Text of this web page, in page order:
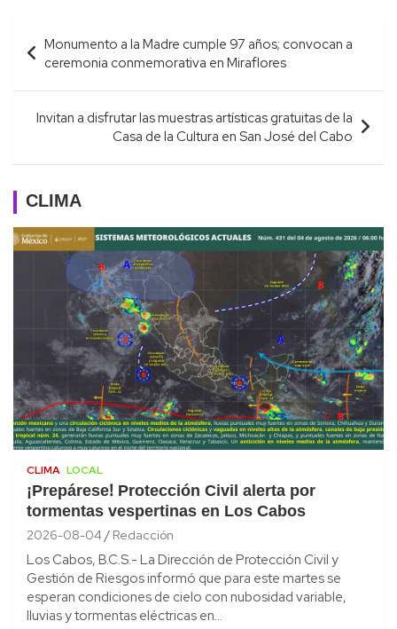
Navegación
de
entradas
Monumento a la Madre cumple 97 años; convocan a
ceremonia conmemorativa en Miraflores
Invitan a disfrutar las muestras artísticas gratuitas de la
Casa de la Cultura en San José del Cabo
CLIMA
CLIMA LOCAL
¡Prepárese! Protección Civil alerta por
tormentas vespertinas en Los Cabos
2026-08-04 Redacción
Los Cabos, B.C.S.- La Dirección de Protección Civil y
Gestión de Riesgos informó que para este martes se
esperan condiciones de cielo con nubosidad variable,
lluvias y tormentas eléctricas en…